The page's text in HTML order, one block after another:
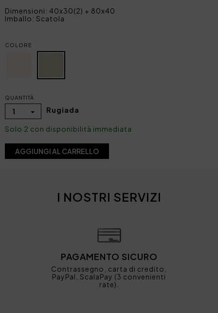
Dimensioni: 40x30(2) + 80x40
Imballo: Scatola
COLORE
QUANTITÀ
1 Rugiada
Solo 2 con disponibilità immediata
AGGIUNGI AL CARRELLO
I NOSTRI SERVIZI
PAGAMENTO SICURO
Contrassegno, carta di credito,
PayPal, ScalaPay (3 convenienti
rate).